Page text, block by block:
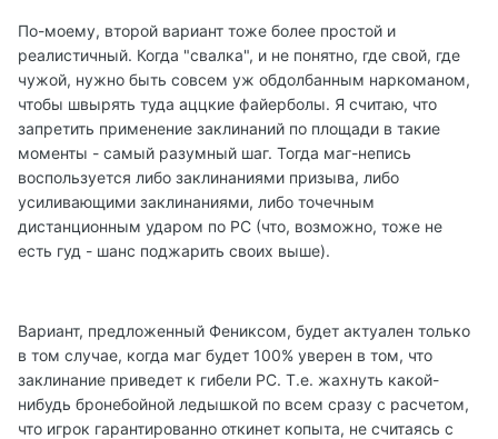
По-моему, второй вариант тоже более простой и
реалистичный. Когда "свалка", и не понятно, где свой, где
чужой, нужно быть совсем уж обдолбанным наркоманом,
чтобы швырять туда аццкие файерболы. Я считаю, что
запретить применение заклинаний по площади в такие
моменты - самый разумный шаг. Тогда маг-непись
воспользуется либо заклинаниями призыва, либо
усиливающими заклинаниями, либо точечным
дистанционным ударом по PC (что, возможно, тоже не
есть гуд - шанс поджарить своих выше).
Вариант, предложенный Фениксом, будет актуален только
в том случае, когда маг будет 100% уверен в том, что
заклинание приведет к гибели PC. Т.е. жахнуть какой-
нибудь бронебойной ледышкой по всем сразу с расчетом,
что игрок гарантированно откинет копыта, не считаясь с